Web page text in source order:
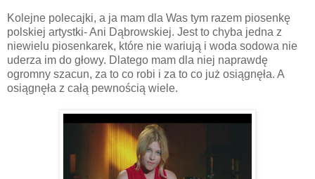
Kolejne polecajki, a ja mam dla Was tym razem piosenkę
polskiej artystki- Ani Dąbrowskiej. Jest to chyba jedna z
niewielu piosenkarek, które nie wariują i woda sodowa nie
uderza im do głowy. Dlatego mam dla niej naprawdę
ogromny szacun, za to co robi i za to co już osiągnęła. A
osiągnęła z całą pewnością wiele.